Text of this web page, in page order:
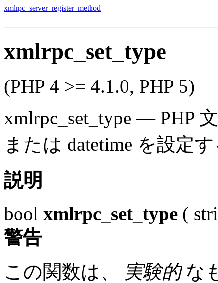
xmlrpc_server_register_method
xmlrpc_set_type
(PHP 4 >= 4.1.0, PHP 5)
xmlrpc_set_type — PHP
または datetime を設定
説明
bool xmlrpc_set_type (
警告
この関数は、
実験的な